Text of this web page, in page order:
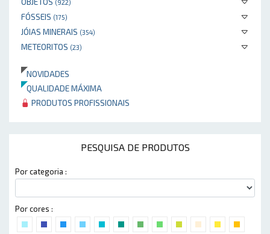
(922)
FÓSSEIS (175)
JÓIAS MINERAIS (354)
METEORITOS (23)
NOVIDADES
QUALIDADE MÁXIMA
PRODUTOS PROFISSIONAIS
PESQUISA DE PRODUTOS
Por categoria :
Por cores :